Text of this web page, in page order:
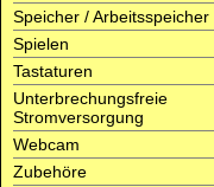
Speicher / Arbeitsspeicher
Spielen
Tastaturen
Unterbrechungsfreie
Stromversorgung
Webcam
Zubehöre